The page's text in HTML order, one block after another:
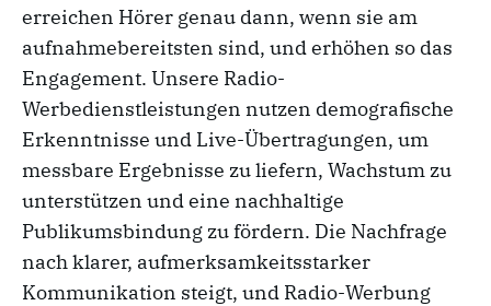
erreichen Hörer genau dann, wenn sie am
aufnahmebereitsten sind, und erhöhen so das
Engagement. Unsere Radio-
Werbedienstleistungen nutzen demografische
Erkenntnisse und Live-Übertragungen, um
messbare Ergebnisse zu liefern, Wachstum zu
unterstützen und eine nachhaltige
Publikumsbindung zu fördern. Die Nachfrage
nach klarer, aufmerksamkeitsstarker
Kommunikation steigt, und Radio-Werbung